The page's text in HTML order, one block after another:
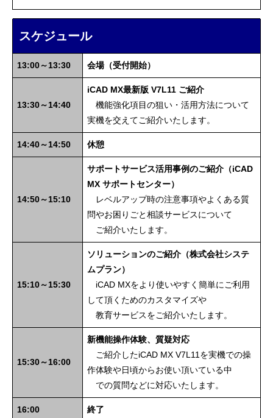
スケジュール
13:00～13:30 会場（受付開始）
13:30～14:40
iCAD MX最新版 V7L11 ご紹介
機能強化項目の狙い・活用方法について
実機を交えてご紹介いたします。
14:40～14:50 休憩
14:50～15:10
サポートサービス活用事例のご紹介（iCAD
MX サポートセンター）
レベルアップ時の注意事項やよくある質
問やお困りごと相談サービスについて
ご紹介いたします。
15:10～15:30
ソリューションのご紹介（株式会社システ
ムプラン）
iCAD MXをより使いやすく簡単にご利用
して頂くためのカスタマイズや
教育サービスをご紹介いたします。
15:30～16:00
新機能操作体験、質疑対応
ご紹介したiCAD MX V7L11を実機での操
作体験や日頃からお使い頂いている中
での質問などに対応いたします。
16:00
終了